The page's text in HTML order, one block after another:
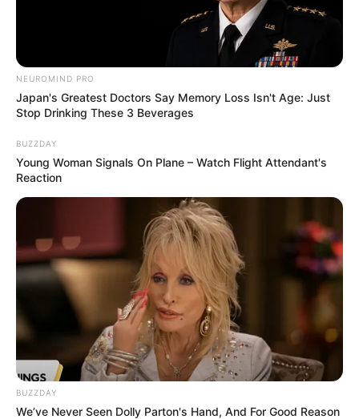
Outra ótima dica é confeccionar bloquinhos de
anotações que também seguem o tema da sua
festa de 15 anos. Se não quiser encomendar de um
artesão ou de uma gráfica, você mesma pode
comprar os bloquinhos em qualquer papelaria e
NEUROMIND PRO
Japan's Greatest Doctors Say Memory Loss Isn't Age: Just
Stop Drinking These 3 Beverages
BUZZDAY
Young Woman Signals On Plane – Watch Flight Attendant's
Reaction
BUZZDAY
We’ve Never Seen Dolly Parton's Hand, And For Good Reason